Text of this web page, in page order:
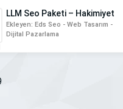
LLM Seo Paketi – Hakimiyet
Ekleyen: Eds Seo - Web Tasarım -
Dijital Pazarlama